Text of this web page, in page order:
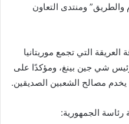
والطريق” ومنتدى التعاون
التي تجمع موريتانيا
شي جين بينغ، ومؤكدًا على
يخدم مصالح الشعبين الصديقين.
رئاسة الجمهورية: